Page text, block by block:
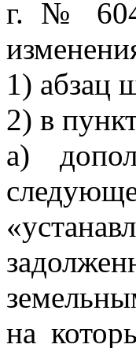
г. №
1) абзац
2) в
а)
на